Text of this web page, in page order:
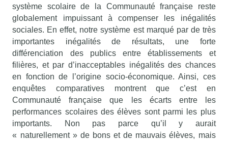
système scolaire de la Communauté française reste
globalement impuissant à compenser les inégalités
sociales. En effet, notre système est marqué par de très
importantes inégalités de résultats, une forte
différenciation des publics entre établissements et
filières, et par d’inacceptables inégalités des chances
en fonction de l’origine socio-économique. Ainsi, ces
enquêtes comparatives montrent que c’est en
Communauté française que les écarts entre les
performances scolaires des élèves sont parmi les plus
importants. Non pas parce qu’il y aurait
« naturellement » de bons et de mauvais élèves, mais